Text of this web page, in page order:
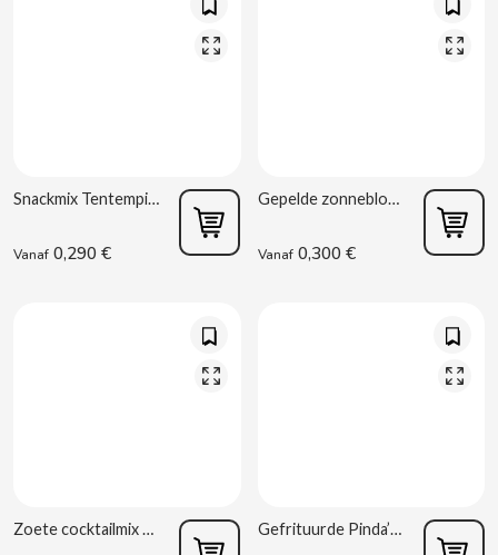
D
Snackmix Tentempié 40 g La Baturrica
Vanaf 0,290 €
Gepelde zonnebloempitten gebakken 45 g La Baturrica
Vanaf 0,300 €
Zoete cocktailmix 45 g La Baturrica Gefrituurde Pinda’s 50 g La Baturrica